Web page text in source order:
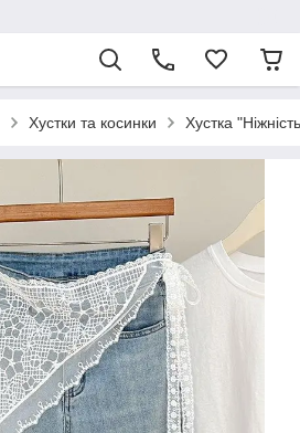
Хустки та косинки Хустка